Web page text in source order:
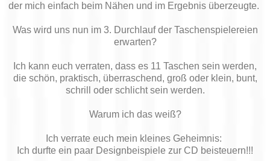
der mich einfach beim Nähen und im Ergebnis überzeugte.
Was wird uns nun im 3. Durchlauf der Taschenspielereien
erwarten?
Ich kann euch verraten, dass es 11 Taschen sein werden,
die schön, praktisch, überraschend, groß oder klein, bunt,
schrill oder schlicht sein werden.
Warum ich das weiß?
Ich verrate euch mein kleines Geheimnis:
Ich durfte ein paar Designbeispiele zur CD beisteuern!!!